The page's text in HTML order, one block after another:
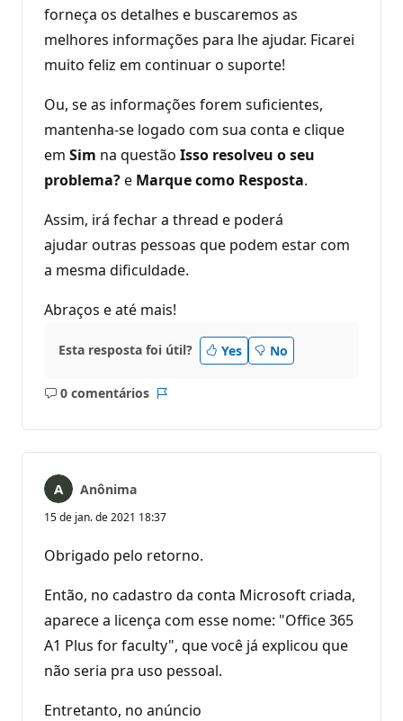
forneça os detalhes e buscaremos as
melhores informações para lhe ajudar. Ficarei
muito feliz em continuar o suporte!
Ou, se as informações forem suficientes,
mantenha-se logado com sua conta e clique
em Sim na questão Isso resolveu o seu
problema?e Marque como Resposta.
Assim, irá fechar a thread e poderá
ajudar outras pessoas que podem estar com
a mesma dificuldade.
Abraços e até mais!
Esta resposta foi útil? Yes No
0 comentários
Sem
Anônima
15 de jan. de 2021 18:37
Obrigado pelo retorno.
Então, no cadastro da conta Microsoft criada,
aparece a licença com esse nome: "Office 365
A1 Plus for faculty", que você já explicou que
não seria pra uso pessoal.
Entretanto, no anúncio